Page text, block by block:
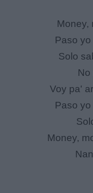
Money,
Paso
Solo
Voy pa'
Paso
Money,